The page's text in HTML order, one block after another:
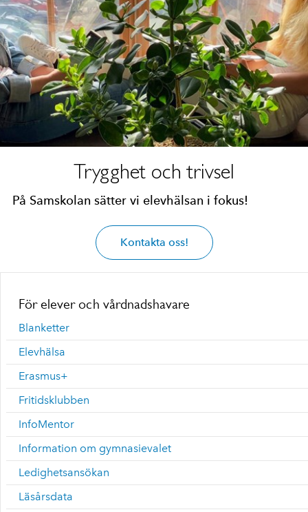
Trygghet och trivsel
På Samskolan sätter vi elevhälsan i fokus!
Kontakta oss!
För elever och vårdnadshavare
Blanketter
Elevhälsa
Erasmus+
Fritidsklubben
InfoMentor
Information om gymnasievalet
Ledighetsansökan
Läsårsdata